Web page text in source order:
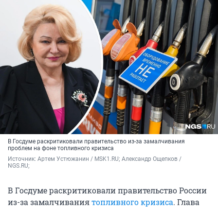
В Госдуме раскритиковали правительство из-за замалчивания
проблем на фоне топливного кризиса
Источник: Артем Устюжанин / MSK1.RU; Александр Ощепков /
NGS.RU;
В Госдуме раскритиковали правительство России
из-за замалчиваниятопливного кризиса. Глава